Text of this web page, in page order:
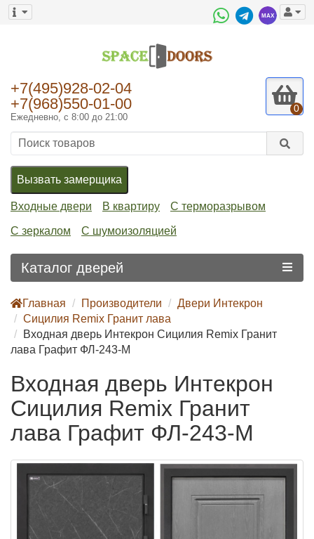
+7(495)928-02-04
+7(968)550-01-00
Ежедневно, с 8:00 до 21:00
0
Вызвать замерщика
Входные двери В квартиру С терморазрывом
С зеркалом С шумоизоляцией
Каталог дверей
Главная Производители
Двери Интекрон
Сицилия Remix Гранит лава
Входная дверь Интекрон Сицилия Remix Гранит
лава Графит ФЛ-243-М
Входная дверь Интекрон
Сицилия Remix Гранит
лава Графит ФЛ-243-М